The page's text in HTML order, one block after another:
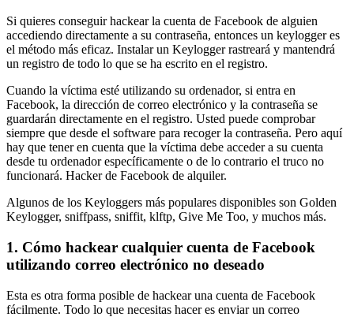
Si quieres conseguir hackear la cuenta de Facebook de alguien
accediendo directamente a su contraseña, entonces un keylogger es
el método más eficaz. Instalar un Keylogger rastreará y mantendrá
un registro de todo lo que se ha escrito en el registro.
Cuando la víctima esté utilizando su ordenador, si entra en
Facebook, la dirección de correo electrónico y la contraseña se
guardarán directamente en el registro. Usted puede comprobar
siempre que desde el software para recoger la contraseña. Pero aquí
hay que tener en cuenta que la víctima debe acceder a su cuenta
desde tu ordenador específicamente o de lo contrario el truco no
funcionará. Hacker de Facebook de alquiler.
Algunos de los Keyloggers más populares disponibles son Golden
Keylogger, sniffpass, sniffit, klftp, Give Me Too, y muchos más.
1. Cómo hackear cualquier cuenta de Facebook
utilizando correo electrónico no deseado
Esta es otra forma posible de hackear una cuenta de Facebook
fácilmente. Todo lo que necesitas hacer es enviar un correo